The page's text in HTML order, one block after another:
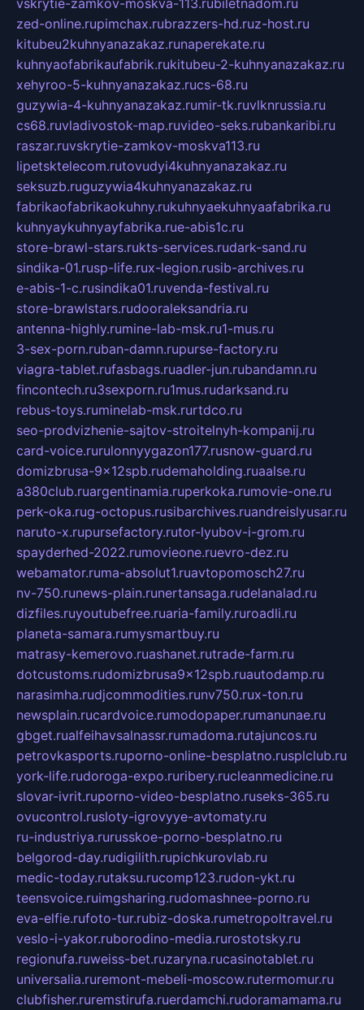
vskrytie-zamkov-moskva-113.rubiletnadom.ru
zed-online.rupimchax.rubrazzers-hd.ruz-host.ru
kitubeu2kuhnyanazakaz.runaperekate.ru
kuhnyaofabrikaufabrik.rukitubeu-2-kuhnyanazakaz.ru
xehyroo-5-kuhnyanazakaz.rucs-68.ru
guzywia-4-kuhnyanazakaz.rumir-tk.ruvlknrussia.ru
cs68.ruvladivostok-map.ruvideo-seks.rubankaribi.ru
raszar.ruvskrytie-zamkov-moskva113.ru
lipetsktelecom.rutovudyi4kuhnyanazakaz.ru
seksuzb.ruguzywia4kuhnyanazakaz.ru
fabrikaofabrikaokuhny.rukuhnyaekuhnyaafabrika.ru
kuhnyaykuhnyayfabrika.rue-abis1c.ru
store-brawl-stars.rukts-services.rudark-sand.ru
sindika-01.rusp-life.rux-legion.rusib-archives.ru
e-abis-1-c.rusindika01.ruvenda-festival.ru
store-brawlstars.rudooraleksandria.ru
antenna-highly.rumine-lab-msk.ru1-mus.ru
3-sex-porn.ruban-damn.rupurse-factory.ru
viagra-tablet.rufasbags.ruadler-jun.rubandamn.ru
fincontech.ru3sexporn.ru1mus.rudarksand.ru
rebus-toys.ruminelab-msk.rurtdco.ru
seo-prodvizhenie-sajtov-stroitelnyh-kompanij.ru
card-voice.rurulonnyygazon177.rusnow-guard.ru
domizbrusa-9x12spb.rudemaholding.ruaalse.ru
a380club.ruargentinamia.ruperkoka.rumovie-one.ru
perk-oka.rug-octopus.rusibarchives.ruandreislyusar.ru
naruto-x.rupursefactory.rutor-lyubov-i-grom.ru
spayderhed-2022.rumovieone.ruevro-dez.ru
webamator.ruma-absolut1.ruavtopomosch27.ru
nv-750.runews-plain.runertansaga.rudelanalad.ru
dizfiles.ruyoutubefree.ruaria-family.ruroadli.ru
planeta-samara.rumysmartbuy.ru
matrasy-kemerovo.ruashanet.rutrade-farm.ru
dotcustoms.rudomizbrusa9x12spb.ruautodamp.ru
narasimha.rudjcommodities.runv750.rux-ton.ru
newsplain.rucardvoice.rumodopaper.rumanunae.ru
gbget.rualfeihavsalnassr.rumadoma.rutajuncos.ru
petrovkasports.ruporno-online-besplatno.rusplclub.ru
york-life.rudoroga-expo.ruribery.rucleanmedicine.ru
slovar-ivrit.ruporno-video-besplatno.ruseks-365.ru
ovucontrol.rusloty-igrovyye-avtomaty.ru
ru-industriya.rurusskoe-porno-besplatno.ru
belgorod-day.rudigilith.rupichkurovlab.ru
medic-today.rutaksu.rucomp123.rudon-ykt.ru
teensvoice.ruimgsharing.rudomashnee-porno.ru
eva-elfie.rufoto-tur.rubiz-doska.rumetropoltravel.ru
veslo-i-yakor.ruborodino-media.rurostotsky.ru
regionufa.ruweiss-bet.ruzaryna.rucasinotablet.ru
universalia.ruremont-mebeli-moscow.rutermomur.ru
clubfisher.ruremstirufa.ruerdamchi.rudoramamama.ru